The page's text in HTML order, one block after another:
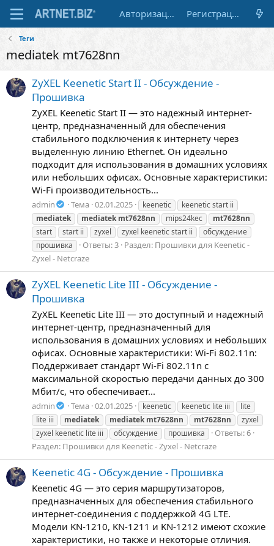
Авторизация Регистрация
Теги
mediatek mt7628nn
ZyXEL Keenetic Start II - Обсуждение -
Прошивка
ZyXEL Keenetic Start II — это надежный интернет-
центр, предназначенный для обеспечения
стабильного подключения к интернету через
выделенную линию Ethernet. Он идеально
подходит для использования в домашних условиях
или небольших офисах. Основные характеристики:
Wi-Fi производительность...
admin Тема 02.01.2025 keenetic
keenetic start ii
mediatek
mediatek mt7628nn mips24kec
mt7628nn
start
start ii zyxel zyxel keenetic start ii
обсуждение
прошивка
Ответы: 3 Раздел: Прошивки для Keenetic -
Zyxel - Netcraze
ZyXEL Keenetic Lite III - Обсуждение -
Прошивка
ZyXEL Keenetic Lite III — это доступный и надежный
интернет-центр, предназначенный для
использования в домашних условиях и небольших
офисах. Основные характеристики: Wi-Fi 802.11n:
Поддерживает стандарт Wi-Fi 802.11n с
максимальной скоростью передачи данных до 300
Мбит/с, что обеспечивает...
admin Тема 02.01.2025 keenetic keenetic lite iii
lite
lite iii
mediatek mediatek mt7628nn mt7628nn
zyxel
zyxel keenetic lite iii
обсуждение прошивка
Ответы: 6
Раздел: Прошивки для Keenetic - Zyxel - Netcraze
Keenetic 4G - Обсуждение - Прошивка
Keenetic 4G — это серия маршрутизаторов,
предназначенных для обеспечения стабильного
интернет-соединения с поддержкой 4G LTE.
Модели KN-1210, KN-1211 и KN-1212 имеют схожие
характеристики, но также и некоторые отличия.